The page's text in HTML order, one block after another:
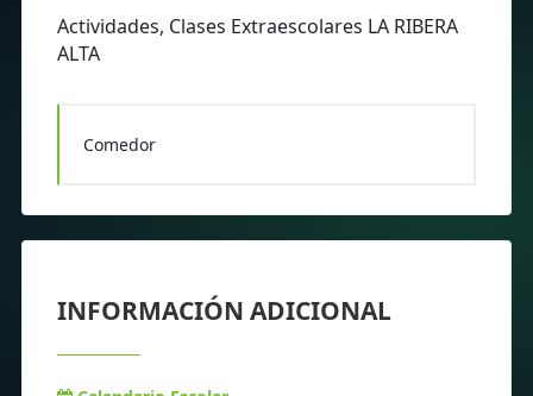
Actividades, Clases Extraescolares LA RIBERA
ALTA
Comedor
INFORMACIÓN ADICIONAL